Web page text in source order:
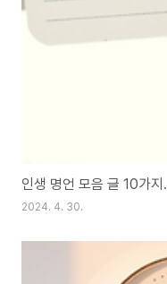
인생 명언 모음 글 10가지.
2024. 4. 30.